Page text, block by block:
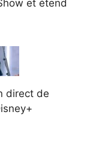
et étend
direct de